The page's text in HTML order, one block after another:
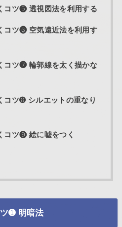
コツ❺ 透視図法を利用する
コツ❻ 空気遠近法を利用す
コツ❼ 輪郭線を太く描かな
コツ➑ シルエットの重なり
コツ❾ 絵に嘘をつく
➊ 明暗法